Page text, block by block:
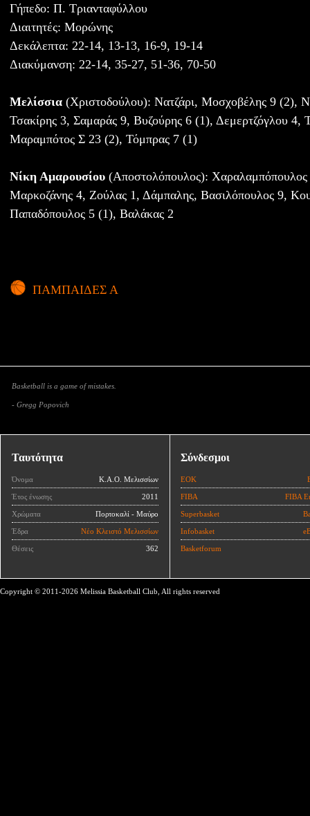
Γήπεδο: Π. Τριανταφύλλου
Διαιτητές: Μορώνης
Δεκάλεπτα: 22-14, 13-13, 16-9, 19-14
Διακύμανση: 22-14, 35-27, 51-36, 70-50
Μελίσσια (Χριστοδούλου): Νατζάρι, Μοσχοβέλης 9 (2),
Τσακίρης 3, Σαμαράς 9, Βυζούρης 6 (1), Δεμερτζόγλου 4,
Μαραμπότος Σ 23 (2), Τόμπρας 7 (1)
Νίκη Αμαρουσίου (Αποστολόπουλος):
Μαρκοζάνης 4, Ζούλας 1, Δάμπαλης, Βασιλόπουλος 9,
Παπαδόπουλος 5 (1), Βαλάκας 2
ΠΑΜΠΑΙΔΕΣ Α
Basketball is a game of mistakes.
- Gregg Popovich
Ταυτότητα
Όνομα Κ.Α.Ο. Μελισσίων
Έτος ένωσης 2011
Χρώματα Πορτοκαλί - Μαύρο
Έδρα Νέο Κλειστό Μελισσίων
Θέσεις 362
Σύνδεσμοι
ΕΟΚ
FIBA FIBA
Superbasket
Infobasket
Basketforum
Copyright © 2011-2026 Melissia Basketball Club, All rights reserved